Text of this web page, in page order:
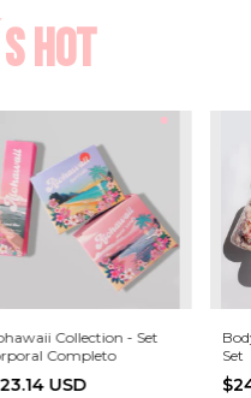
Hot
Collection - Set
Completo
USD
Set